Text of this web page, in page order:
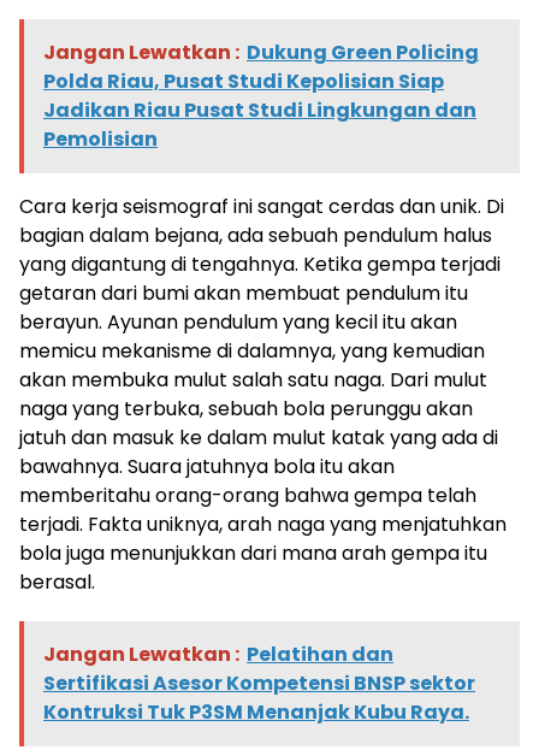
Jangan Lewatkan : Dukung Green Policing
Polda Riau, Pusat Studi Kepolisian Siap
Jadikan Riau Pusat Studi Lingkungan dan
Pemolisian
Cara kerja seismograf ini sangat cerdas dan unik. Di
bagian dalam bejana, ada sebuah pendulum halus
yang digantung di tengahnya. Ketika gempa terjadi
getaran dari bumi akan membuat pendulum itu
berayun. Ayunan pendulum yang kecil itu akan
memicu mekanisme di dalamnya, yang kemudian
akan membuka mulut salah satu naga. Dari mulut
naga yang terbuka, sebuah bola perunggu akan
jatuh dan masuk ke dalam mulut katak yang ada di
bawahnya. Suara jatuhnya bola itu akan
memberitahu orang-orang bahwa gempa telah
terjadi. Fakta uniknya, arah naga yang menjatuhkan
bola juga menunjukkan dari mana arah gempa itu
berasal.
Jangan Lewatkan : Pelatihan dan
Sertifikasi Asesor Kompetensi BNSP sektor
Kontruksi Tuk P3SM Menanjak Kubu Raya.